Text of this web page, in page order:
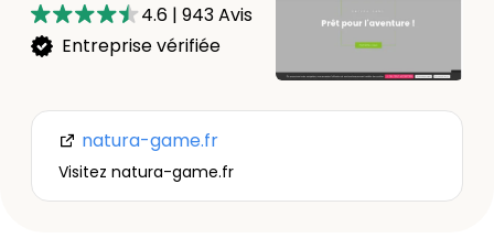
4.6 | 943Avis
Entreprise vérifiée
natura-game.fr
Visitez natura-game.fr